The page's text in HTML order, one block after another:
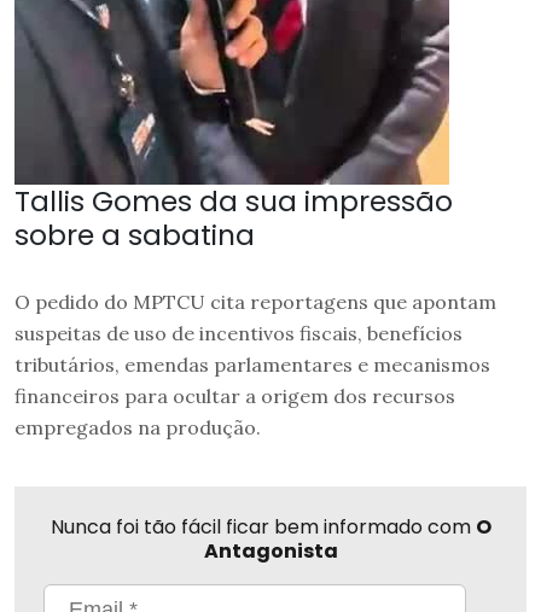
Tallis Gomes da sua impressão
sobre a sabatina
O pedido do MPTCU cita reportagens que apontam
suspeitas de uso de incentivos fiscais, benefícios
tributários, emendas parlamentares e mecanismos
financeiros para ocultar a origem dos recursos
empregados na produção.
Nunca foi tão fácil ficar bem informado com O
Antagonista